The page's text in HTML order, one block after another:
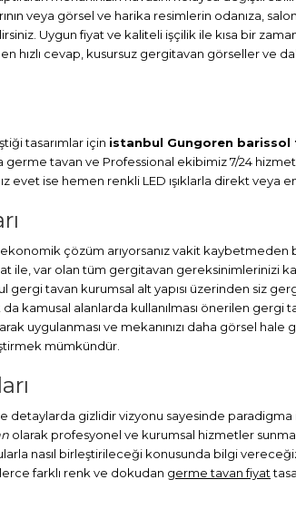
veya görsel ve harika resimlerin odanıza,
Uygun fiyat ve kaliteli işçilik ile kısa bir
cevap, kusursuz gergitavan görseller ve
tasarımlar için istanbul Gungoren barissol
germe tavan ve Professional ekibimiz 7/24
evet ise hemen renkli LED ışıklarla direkt veya
çözüm arıyorsanız vakit kaybetmeden
var olan tüm gergitavan gereksinimlerinizi
gergi tavan kurumsal alt yapısı üzerinden siz
kamusal alanlarda kullanılması önerilen gergi
uygulanması ve mekanınızı daha görsel
mümkündür.
detaylarda gizlidir vizyonu sayesinde
olarak profesyonel ve kurumsal hizmetler
nasıl birleştirileceği konusunda bilgi
farklı renk ve dokudan germe tavan fiyat